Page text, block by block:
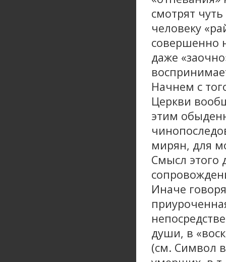
смотрят
человеку
совершенно
даже
Начнем с
Церкви
этим
мирян, для
Смысл этого
Иначе
души, в
(см. Символ